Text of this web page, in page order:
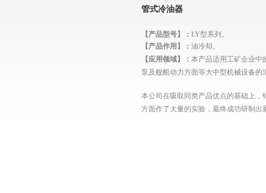
管式冷油器
【产品型号】： LY型系列。
【产品作用】： 油冷却。
【应用领域】： 本产品适用工矿企业中
泵及舰船动力方面等大中型机械设备的
本公司在吸取同类产品优点的基础上，
方面作了大量的实验，最终成功研制出